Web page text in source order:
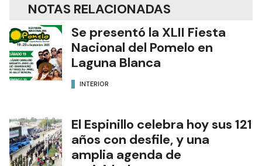
NOTAS RELACIONADAS
Se presentó la XLII Fiesta
Nacional del Pomelo en
Laguna Blanca
INTERIOR
El Espinillo celebra hoy sus 121
años con desfile, y una
amplia agenda de